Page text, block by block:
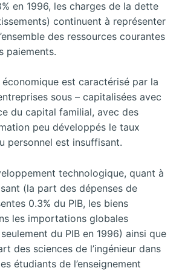
en 1996, les charges de la dette
continuent à représenter
des ressources courantes
paiements.
est caractérisé par la
sous – capitalisées avec
du capital familial, avec des
peu développés le taux
personnel est insuffisant.
technologique, quant à
(la part des dépenses de
0.3% du PIB, les biens
les importations globales
du PIB en 1996) ainsi que
des sciences de l’ingénieur dans
étudiants de l’enseignement